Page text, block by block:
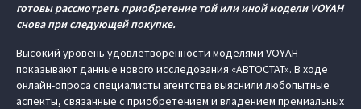
готовы рассмотреть приобретение той или иной модели VOYAH
снова при следующей покупке.
Высокий уровень удовлетворенности моделями VOYAH
показывают данные нового исследования «АВТОСТАТ». В ходе
онлайн-опроса специалисты агентства выяснили любопытные
аспекты, связанные с приобретением и владением премиальных